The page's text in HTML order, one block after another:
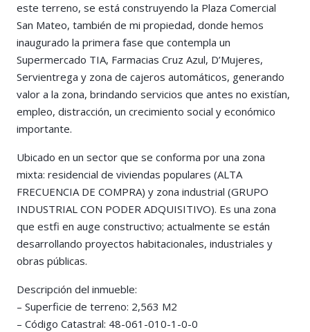
este terreno, se está construyendo la Plaza Comercial
San Mateo, también de mi propiedad, donde hemos
inaugurado la primera fase que contempla un
Supermercado TIA, Farmacias Cruz Azul, D’Mujeres,
Servientrega y zona de cajeros automáticos, generando
valor a la zona, brindando servicios que antes no existían,
empleo, distracción, un crecimiento social y económico
importante.
Ubicado en un sector que se conforma por una zona
mixta: residencial de viviendas populares (ALTA
FRECUENCIA DE COMPRA) y zona industrial (GRUPO
INDUSTRIAL CON PODER ADQUISITIVO). Es una zona
que estfi en auge constructivo; actualmente se están
desarrollando proyectos habitacionales, industriales y
obras públicas.
Descripción del inmueble:
– Superficie de terreno: 2,563 M2
– Código Catastral: 48-061-010-1-0-0